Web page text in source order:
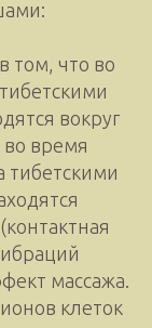
том, что во
вокруг
во время
тибетскими
массажа.
клеток